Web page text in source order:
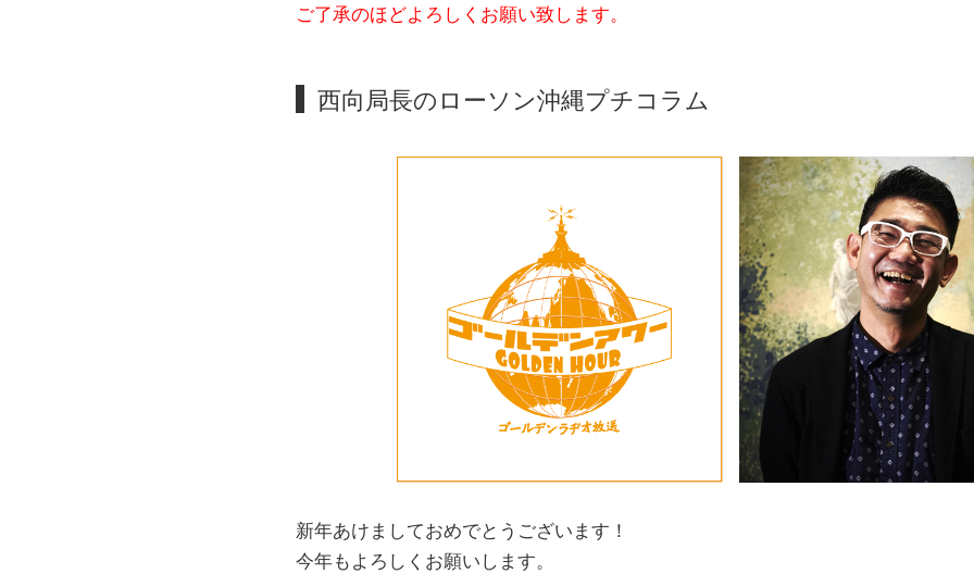
ご了承のほどよろしくお願い致します。
西向局長のローソン沖縄プチコラム
新年あけましておめでとうございます！
今年もよろしくお願いします。